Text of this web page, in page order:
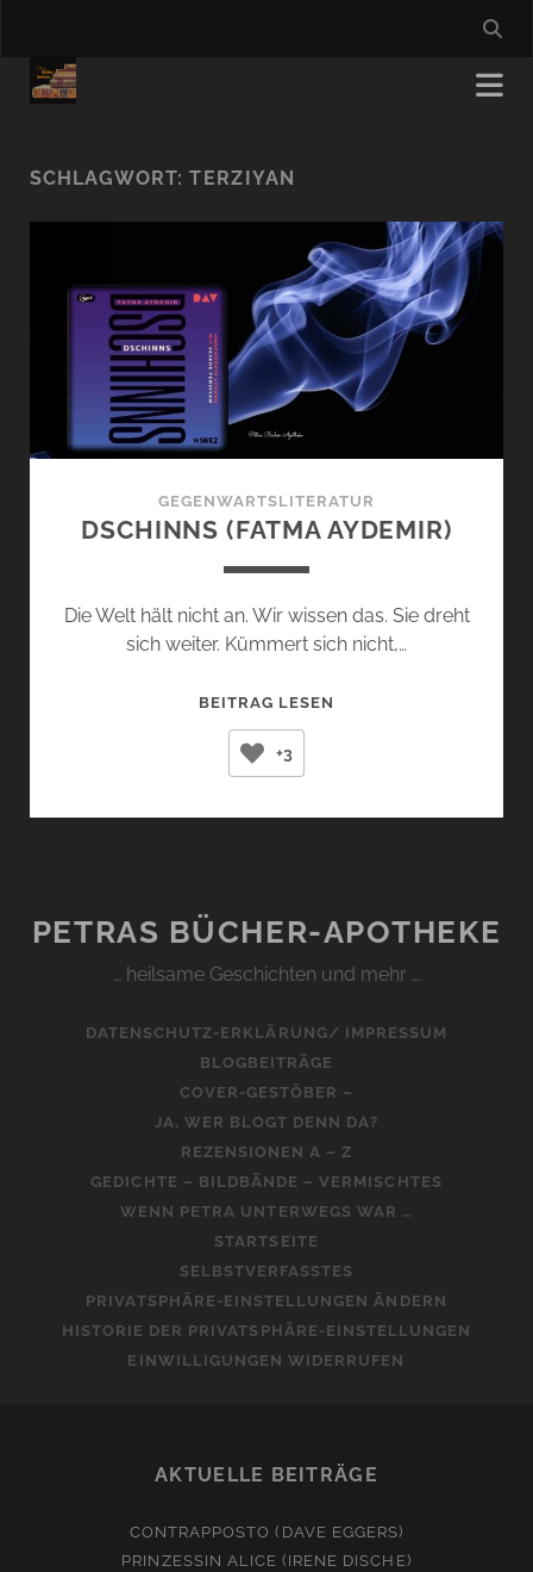
SCHLAGWORT:TERZIYAN
GEGENWARTSLITERATUR
DSCHINNS (FATMA AYDEMIR)
Die Welt hält nicht an. Wir wissen das. Sie dreht
sich weiter. Kümmert sich nicht,…
BEITRAG LESEN
+3
PETRAS BÜCHER-APOTHEKE
… heilsame Geschichten und mehr …
DATENSCHUTZ-ERKLÄRUNG/ IMPRESSUM
BLOGBEITRÄGE
COVER-GESTÖBER –
JA, WER BLOGT DENN DA?
REZENSIONEN A – Z
GEDICHTE – BILDBÄNDE – VERMISCHTES
WENN PETRA UNTERWEGS WAR …
STARTSEITE
SELBSTVERFASSTES
PRIVATSPHÄRE-EINSTELLUNGEN ÄNDERN
HISTORIE DER PRIVATSPHÄRE-EINSTELLUNGEN
EINWILLIGUNGEN WIDERRUFEN
AKTUELLE BEITRÄGE
CONTRAPPOSTO (DAVE EGGERS)
PRINZESSIN ALICE (IRENE DISCHE)